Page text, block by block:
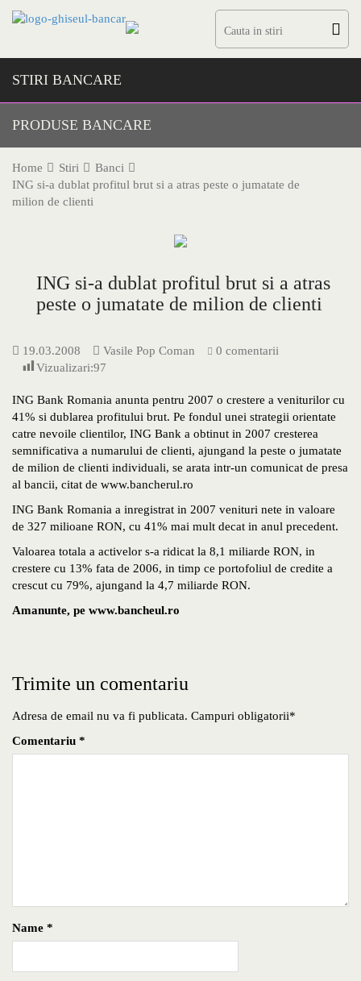
STIRI BANCARE
PRODUSE BANCARE
Home Stiri
Banci
ING si-a dublat profitul brut si a atras peste o jumatate de
milion de clienti
ING si-a dublat profitul brut si a atras
peste o jumatate de milion de clienti
19.03.2008 Vasile Pop Coman
0 comentarii
Vizualizari:97
ING Bank Romania anunta pentru 2007 o crestere a veniturilor cu
41% si dublarea profitului brut. Pe fondul unei strategii orientate
catre nevoile clientilor, ING Bank a obtinut in 2007 cresterea
semnificativa a numarului de clienti, ajungand la peste o jumatate
de milion de clienti individuali, se arata intr-un comunicat de presa
al bancii, citat de www.bancherul.ro
ING Bank Romania a inregistrat in 2007 venituri nete in valoare
de 327 milioane RON, cu 41% mai mult decat in anul precedent.
Valoarea totala a activelor s-a ridicat la 8,1 miliarde RON, in
crestere cu 13% fata de 2006, in timp ce portofoliul de credite a
crescut cu 79%, ajungand la 4,7 miliarde RON.
Amanunte, pe www.bancheul.ro
Trimite un comentariu
Adresa de email nu va fi publicata. Campuri obligatorii*
Comentariu *
Name *